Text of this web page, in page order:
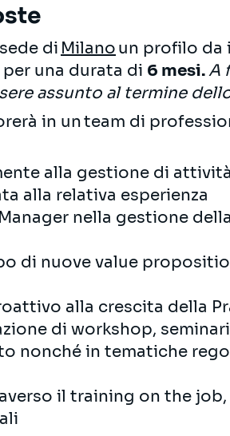
di Milano un profilo da
per una durata di 6 mesi.A
assunto al termine
in un team di
alla gestione di
alla relativa esperienza
nella gestione
di nuove value
alla crescita della
di workshop,
nonché in tematiche
il training on the